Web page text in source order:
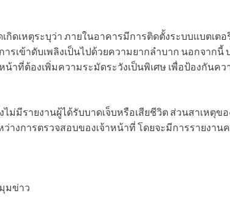
กิดเหตุระบุว่า ภายในอาคารมีการติดตั้งระบบแบตเตอ
ารเข้าดับเพลิงเป็นไปด้วยความยากลำบาก นอกจาก
น้าที่ต้องเพิ่มความระมัดระวังเป็นพิเศษ เพื่อป้องกันค
ม่มีรายงานผู้ได้รับบาดเจ็บหรือเสียชีวิต ส่วนสาเหตุข
ว่างการตรวจสอบของเจ้าหน้าที่ โดยจะมีการรายงา
มุมข่าว